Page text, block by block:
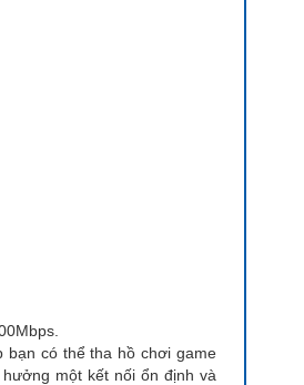
bạn có thể tha hồ chơi game
một kết nối ổn định và